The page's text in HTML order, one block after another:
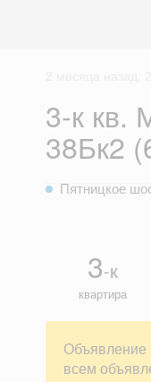
3-к кв.
38Бк2
Пятницкое
3-к
квартира
Объявление
всем